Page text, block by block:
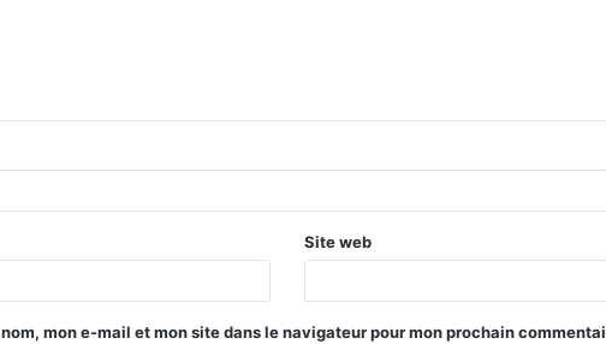
Site web
mon e-mail et mon site dans le navigateur pour mon prochain